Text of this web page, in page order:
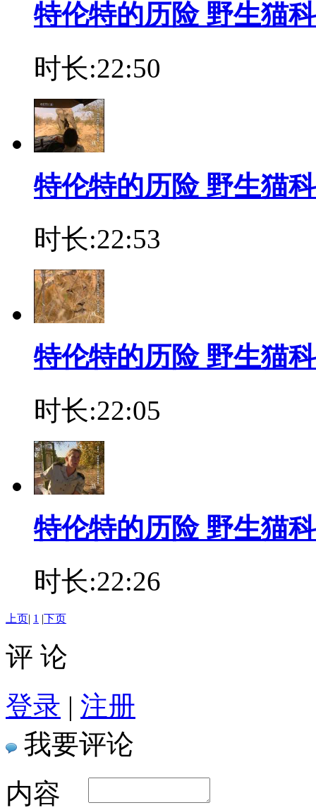
特伦特的历险 野生猫
时长:22:50
特伦特的历险 野生猫
时长:22:53
特伦特的历险 野生猫
时长:22:05
特伦特的历险 野生猫
时长:22:26
上页| 1 |下页
评 论
登录 | 注册
我要评论
内容